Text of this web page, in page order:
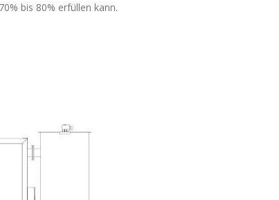
bis 80% erfüllen kann.